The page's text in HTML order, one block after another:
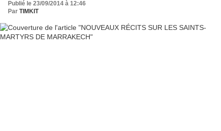
Publié le 23/09/2014 à 12:46
Par TIMKIT